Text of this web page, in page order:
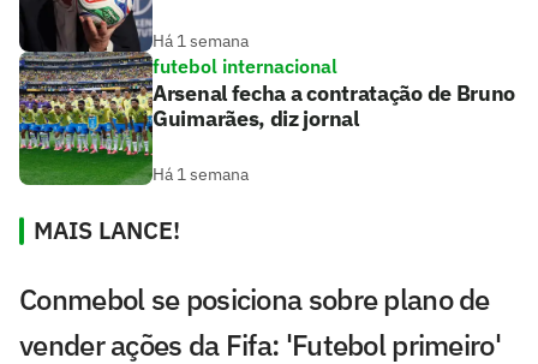
Há 1 semana
futebol internacional
Arsenal fecha a contratação de Bruno
Guimarães, diz jornal
Há 1 semana
MAIS LANCE!
Conmebol se posiciona sobre plano de
vender ações da Fifa: 'Futebol primeiro'